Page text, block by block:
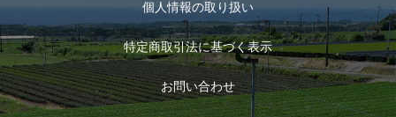
お茶のギフト
おすすめのお茶
お茶に合うスイーツ
ログイン
ログアウト
個人情報の取り扱い
特定商取引法に基づく表示
お問い合わせ